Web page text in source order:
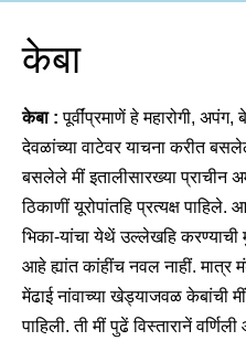
केबा
केबा : पूर्वींप्रमाणें हे महारोगी,
देवळांच्या वाटेवर याचना करीत
बसलेले मीं इतालीसारख्या प्राचीन
ठिकाणीं यूरोपांतहि प्रत्यक्ष पाहिले.
भिका-यांचा येथें उल्लेखहि करण्याची
आहे ह्यांत कांहींच नवल नाहीं.
मेंढाई नांवाच्या खेड्याजवळ केबांची
पाहिली. ती मीं पुढें विस्तारानें